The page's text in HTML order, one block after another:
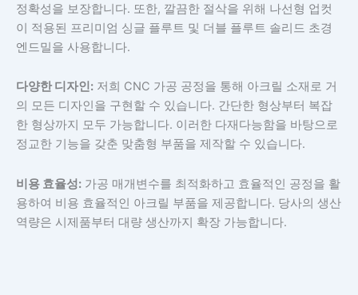
정확성을 보장합니다. 또한, 깔끔한 절삭을 위해 나선형 업컷
이 적용된 프리미엄 싱글 플루트 및 더블 플루트 솔리드 초경
엔드밀을 사용합니다.
다양한 디자인: 저희 CNC 가공 공정을 통해 아크릴 소재로 거
의 모든 디자인을 구현할 수 있습니다. 간단한 형상부터 복잡
한 형상까지 모두 가능합니다. 이러한 다재다능함을 바탕으로
정교한 기능을 갖춘 맞춤형 부품을 제작할 수 있습니다.
비용 효율성: 가공 매개변수를 최적화하고 효율적인 공정을 활
용하여 비용 효율적인 아크릴 부품을 제공합니다. 당사의 생산
역량은 시제품부터 대량 생산까지 확장 가능합니다.